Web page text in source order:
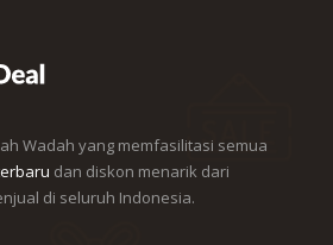
Wadah yang memfasilitasi semua
dan diskon menarik dari
di seluruh Indonesia.